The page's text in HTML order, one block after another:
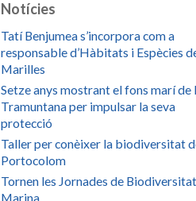
Notícies
Tatí Benjumea s’incorpora com a
responsable d’Hàbitats i Espècies
Marilles
Setze anys mostrant el fons marí de
Tramuntana per impulsar la seva
protecció
Taller per conèixer la biodiversitat
Portocolom
Tornen les Jornades de Biodiversitat
Marina